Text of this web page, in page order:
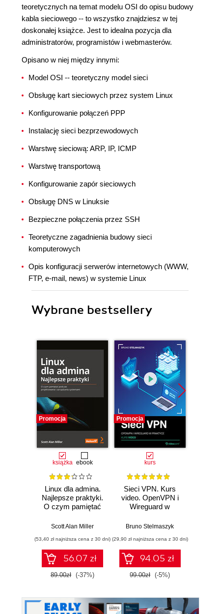
teoretycznych na temat modelu OSI do opisu budowy
kabla sieciowego -- to wszystko znajdziesz w tej
doskonałej książce. Jest to idealna pozycja dla
administratorów, programistów i webmasterów.
Opisano w niej między innymi:
Model OSI -- teoretyczny model sieci
Obsługę kart sieciowych przez system Linux
Konfigurowanie połączeń PPP
Instalację sieci bezprzewodowych
Warstwę sieciową: ARP, IP, ICMP
Warstwę transportową
Konfigurowanie zapór sieciowych
Obsługę DNS w Linuksie
Bezpieczne połączenia przez SSH
Teoretyczne zagadnienia budowy sieci
komputerowych
Opis konfiguracji serwerów internetowych (WWW,
FTP, e-mail, news) w systemie Linux
Wybrane bestsellery
Promocja
książka ebook
Linux dla admina.
Najlepsze praktyki.
O czym pamiętać
projektowania i
systemami
Scott Alan Miller
(53,40 zł najniższa cena z 30 dni)
56.07 zł
89.00zł (-37%)
Promocja
kurs
Sieci VPN. Kurs
video. OpenVPN i
Wireguard w
Bruno Stelmaszyk
(29,90 zł najniższa cena z 30 dni)
94.05 zł
99.00zł (-5%)